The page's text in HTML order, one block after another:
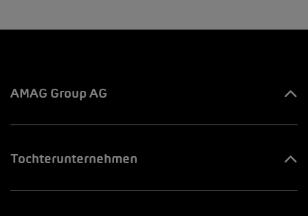
AMAG Group AG
Tochterunternehmen